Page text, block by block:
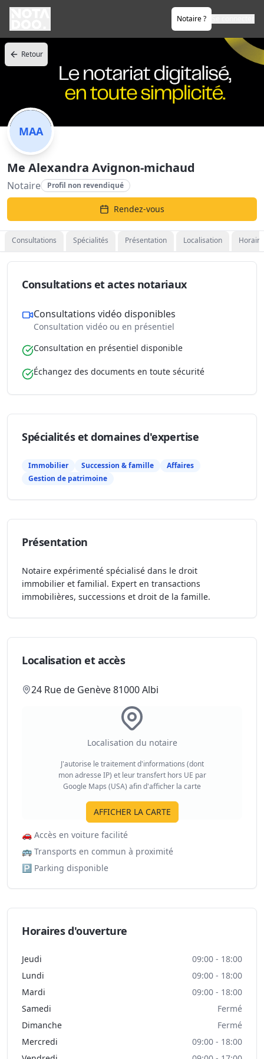
Notaire ?
Retour
MAA
Me Alexandra Avignon-michaud
Notaire Profil non revendiqué
Rendez-vous
Consultations Spécialités Présentation Localisation
Consultations et actes notariaux
Consultations vidéo disponibles
Consultation vidéo ou en présentiel
Consultation en présentiel disponible
Échangez des documents en toute sécurité
Spécialités et domaines d'expertise
Immobilier Succession & famille
Affaires
Gestion de patrimoine
Présentation
Notaire expérimenté spécialisé dans le droit
immobilier et familial. Expert en transactions
immobilières, successions et droit de la famille.
Localisation et accès
24 Rue de Genève 81000 Albi
Localisation du notaire
J'autorise le traitement d'informations (dont
mon adresse IP) et leur transfert hors UE par
Google Maps (USA) afin d'afficher la carte
AFFICHER LA CARTE
🚗 Accès en voiture facilité
🚌 Transports en commun à proximité
🅿️ Parking disponible
Horaires d'ouverture
Jeudi
09:00 - 18:00
Lundi
09:00 - 18:00
Mardi
09:00 - 18:00
Samedi
Fermé
Dimanche
Fermé
Mercredi
09:00 - 18:00